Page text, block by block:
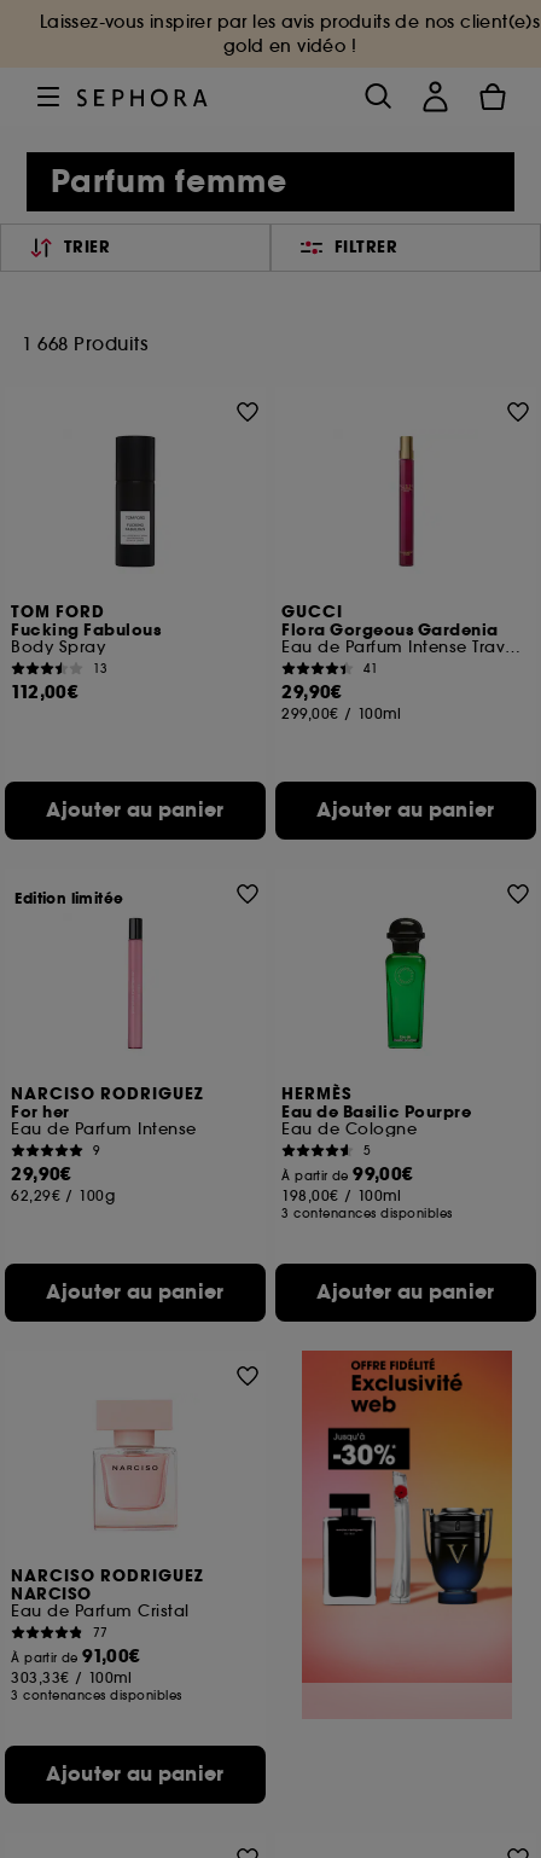
Laissez-vous inspirer par les avis produits de nos client(e)s
gold en vidéo !
Parfum femme
TRIER FILTRER
1 668 Produits
TOM FORD
Fucking Fabulous
Body Spray
13
112,00€
Ajouter au panier
GUCCI
Flora Gorgeous Gardenia
Eau de Parfum Intense Travel size
41
29,90€
299,00€ / 100ml
Ajouter au panier
NARCISO RODRIGUEZ
For her
Eau de Parfum Intense
9
29,90€
62,29€ / 100g
Ajouter au panier
Edition limitée
HERMÈS
Eau de Basilic Pourpre
Eau de Cologne
5
À partir de99,00€
198,00€ / 100ml
3 contenances disponibles
Ajouter au panier
NARCISO RODRIGUEZ
NARCISO
Eau de Parfum Cristal
77
À partir de91,00€
303,33€ / 100ml
3 contenances disponibles
Ajouter au panier